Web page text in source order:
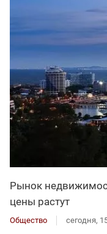
Рынок
цены растут
Общество сегодня,